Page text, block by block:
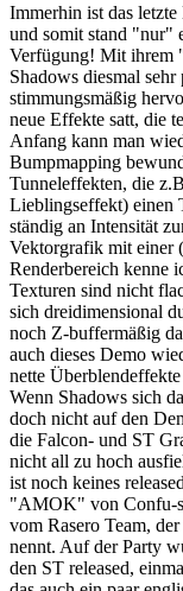
Immerhin ist das
und somit stand "nur"
Verfügung! Mit ihrem
Shadows diesmal
stimmungsmäßig
neue Effekte satt, die
Anfang kann man
Bumpmapping
Tunneleffekten, die
Lieblingseffekt) einen
ständig an Intensität
Vektorgrafik mit einer
Renderbereich kenne
Texturen sind nicht
sich dreidimensional
noch Z-buffermäßig
auch dieses Demo
nette
Wenn Shadows sich
doch nicht auf den
die Falcon- und ST
nicht all zu hoch
ist noch keines
"AMOK" von Confu-
vom Rasero Team,
nennt. Auf der Party
den ST released,